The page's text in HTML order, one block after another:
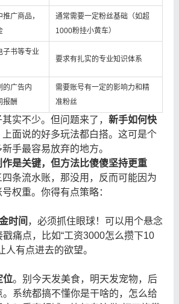
广商品，
通常需要一定粉丝基础（如超
1000粉挂小黄车）
子书等专业
要求有扎实的专业知识体系
的广告内
报酬
需要账号有一定的影响力和精
准粉丝
实不少。但问题来了， 新手如何快
面说的好多玩法都白搭。这可是个
手最容易放弃的地方。
是关键，但方法比傻傻坚持更重
条流水账，那没用，反而可能因为
权重。你得有点策略：
时间 ，必须抓住眼球！可以用个悬念
戳痛点，比如“工资3000怎么攒下10
人有点进去的欲望。
位。别今天发美食，明天发宠物，后
。系统都搞不懂你是干啥的，怎么给